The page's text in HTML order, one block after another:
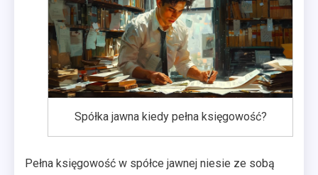
Spółka jawna kiedy pełna księgowość?
Pełna księgowość w spółce jawnej niesie ze sobą